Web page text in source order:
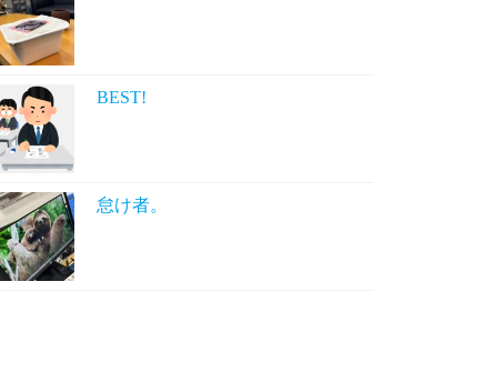
BEST!
怠け者。